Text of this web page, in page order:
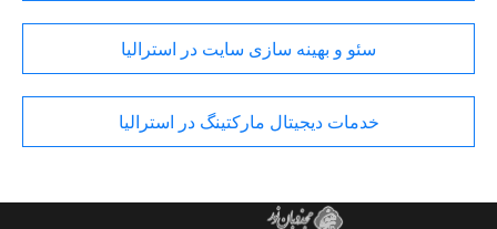
سئو و بهینه سازی سایت در استرالیا
خدمات دیجیتال مارکتینگ در استرالیا